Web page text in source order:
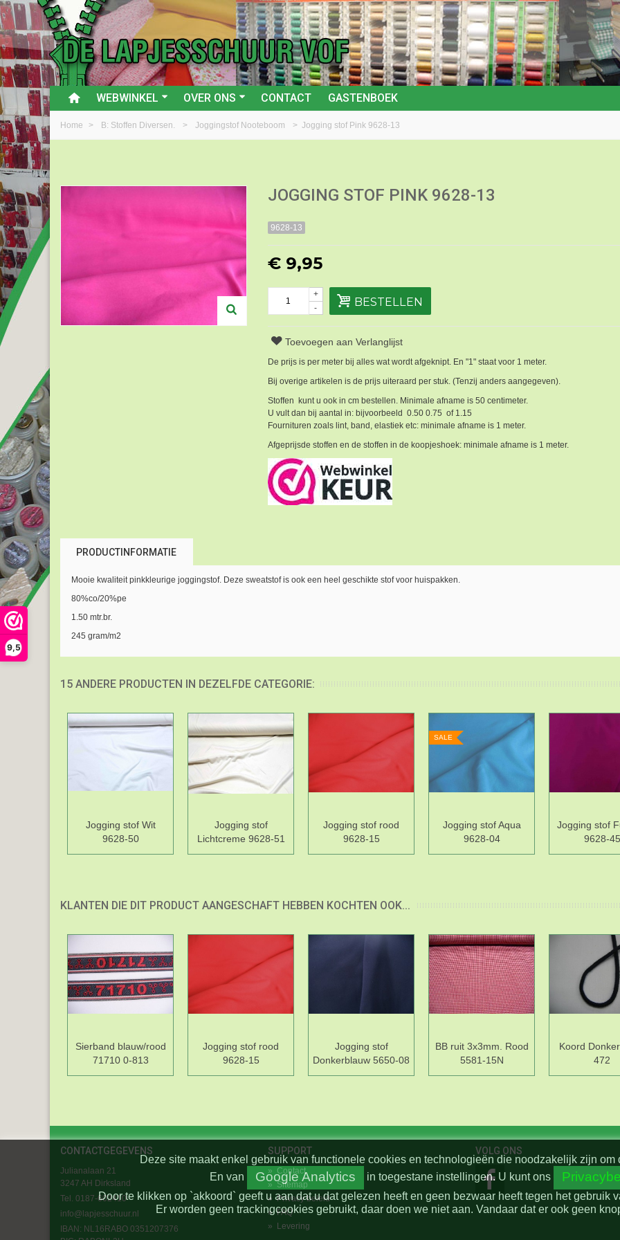
9,5
WEBWINKEL OVER ONS CONTACT GASTENBOEK
Home > B: Stoffen Diversen. > Joggingstof Nooteboom > Jogging stof Pink 9628-13
JOGGING STOF PINK 9628-13
9628-13
€ 9,95
-
+
BESTELLEN
Toevoegen aan Verlanglijst
De prijs is per meter bij alles wat wordt afgeknipt. En "1" staat voor 1 meter.
Bij overige artikelen is de prijs uiteraard per stuk. (Tenzij anders aangegeven).
Stoffen kunt u ook in cm bestellen. Minimale afname is 50 centimeter.
U vult dan bij aantal in: bijvoorbeeld 0.50 0.75 of 1.15
Fournituren zoals lint, band, elastiek etc: minimale afname is 1 meter.
Afgeprijsde stoffen en de stoffen in de koopjeshoek: minimale afname is 1 meter.
PRODUCTINFORMATIE
Mooie kwaliteit pinkkleurige joggingstof. Deze sweatstof is ook een heel geschikte stof voor huispakken.
80%co/20%pe
1.50 mtr.br.
245 gram/m2
15 ANDERE PRODUCTEN IN DEZELFDE CATEGORIE:
Jogging stof Wit
9628-50
Jogging stof
Lichtcreme 9628-51
Jogging stof rood
9628-15
SALE
Jogging stof Aqua
9628-04
Jogging stof
9628-45
KLANTEN DIE DIT PRODUCT AANGESCHAFT HEBBEN KOCHTEN OOK...
Sierband blauw/rood
71710 0-813
Jogging stof rood
9628-15
Jogging stof
Donkerblauw 5650-08
BB ruit 3x3mm. Rood
5581-15N
Koord
472
CONTACTGEGEVENS
Julianalaan 21
3247 AH Dirksland
Tel. 0187-602410
info@lapjesschuur.nl
IBAN: NL16RABO 0351207376
SUPPORT
» Contact
» Sitemap
»Privacy beleid
»FAQ
»
Levering
VOLG ONS
Deze site maakt enkel gebruik van functionele cookies en technologieën die noodzakelijk zijn
En van Google Analytics in toegestane instellingen. U kunt ons
Door te klikken op `akkoord` geeft u aan dat u dat gelezen heeft en geen bezwaar heeft tegen het gebruik
Er worden geen trackingcookies gebruikt, daar doen we niet aan. Vandaar dat er ook geen